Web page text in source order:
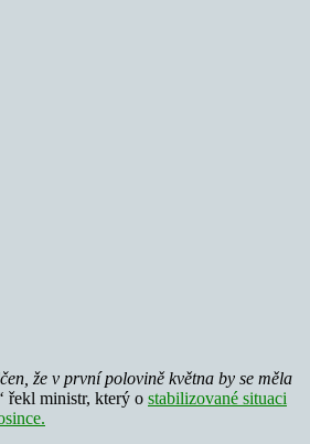
že v první polovině května by se měla
řekl ministr, který o stabilizované situaci